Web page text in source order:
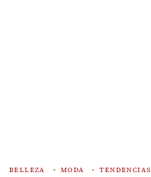
BELLEZA MODA TENDENCIAS